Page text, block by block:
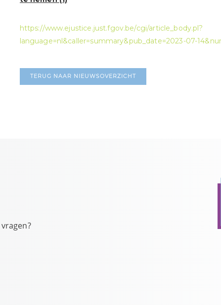
https://www.ejustice.just.fgov.be/cgi/article_body.pl?
language=nl&caller=summary&pub_date=2023-07-
TERUG NAAR NIEUWSOVERZICHT